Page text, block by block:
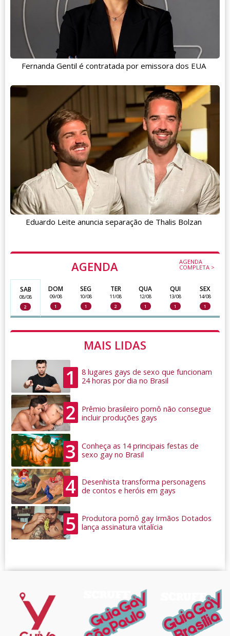
AGENDA AGENDA
COMPLETA >
SAB
08/08
2
DOM
09/08
1
SEG
10/08
1
TER
11/08
2
QUA
12/08
1
QUI
13/08
1
SEX
14/08
1
MAIS LIDAS
1
8 lugares gays de sexo que funcionam
24 horas por dia no Brasil
2
Prêmio brasileiro pornô não consegue
incluir produções gays
3
Conheça as 14 principais festas de
sexo gay no Brasil
4
Desenhista transforma personagens
de contos e heróis em gays
5
Produtora pornô gay Irmãos Dotados
lança assinatura vitalícia
Fernanda Gentil é contratada por emissora dos EUA
Eduardo Leite anuncia separação de Thalis Bolzan